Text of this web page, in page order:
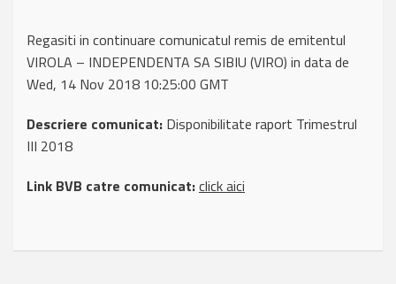
Regasiti in continuare comunicatul remis de emitentul
VIROLA – INDEPENDENTA SA SIBIU (VIRO) in data de
Wed, 14 Nov 2018 10:25:00 GMT
Descriere comunicat: Disponibilitate raport Trimestrul
III 2018
Link BVB catre comunicat:click aici